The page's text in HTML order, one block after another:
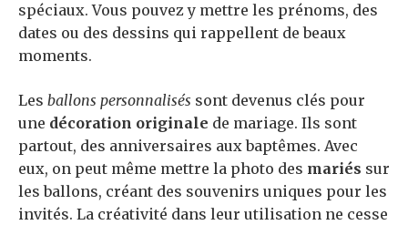
spéciaux. Vous pouvez y mettre les prénoms, des
dates ou des dessins qui rappellent de beaux
moments.
Les ballons personnalisés sont devenus clés pour
une décoration originale de mariage. Ils sont
partout, des anniversaires aux baptêmes. Avec
eux, on peut même mettre la photo des mariés sur
les ballons, créant des souvenirs uniques pour les
invités. La créativité dans leur utilisation ne cesse